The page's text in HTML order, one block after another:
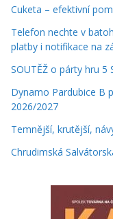
Cuketa – efektivní
Telefon nechte v
platby i notifikace na
SOUTĚŽ o párty hru 5
Dynamo Pardubice B
2026/2027
Temnější, krutější,
Chrudimská